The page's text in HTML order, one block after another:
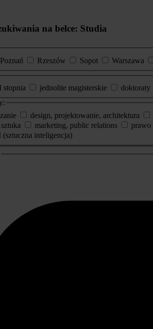
na belce: Studia
Poznań Rzeszów Sopot Warszawa
stopnia jednolite magisterskie doktoraty
design, projektowanie, architektura
marketing, public relations prawo
(sztuczna inteligencja)